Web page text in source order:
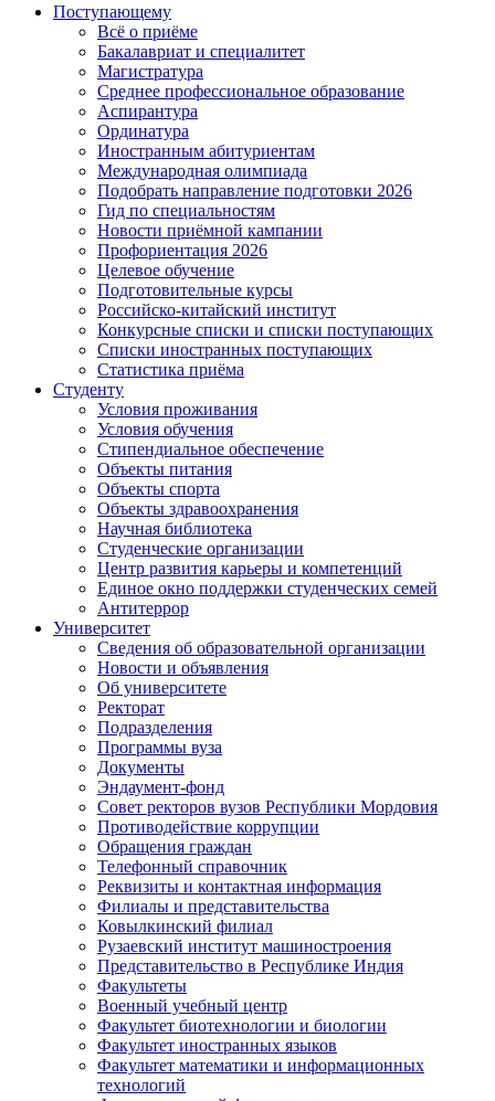
Поступающему
Всё о приёме
Бакалавриат и специалитет
Магистратура
Среднее профессиональное образование
Аспирантура
Ординатура
Иностранным абитуриентам
Международная олимпиада
Подобрать направление подготовки 2026
Гид по специальностям
Новости приёмной кампании
Профориентация 2026
Целевое обучение
Подготовительные курсы
Российско-китайский институт
Конкурсные списки и списки поступающих
Списки иностранных поступающих
Статистика приёма
Студенту
Условия проживания
Условия обучения
Стипендиальное обеспечение
Объекты питания
Объекты спорта
Объекты здравоохранения
Научная библиотека
Студенческие организации
Центр развития карьеры и компетенций
Единое окно поддержки студенческих семей
Антитеррор
Университет
Сведения об образовательной организации
Новости и объявления
Об университете
Ректорат
Подразделения
Программы вуза
Документы
Эндаумент-фонд
Совет ректоров вузов Республики Мордовия
Противодействие коррупции
Обращения граждан
Телефонный справочник
Реквизиты и контактная информация
Филиалы и представительства
Ковылкинский филиал
Рузаевский институт машиностроения
Представительство в Республике Индия
Факультеты
Военный учебный центр
Факультет биотехнологии и биологии
Факультет иностранных языков
Факультет математики и информационных
технологий